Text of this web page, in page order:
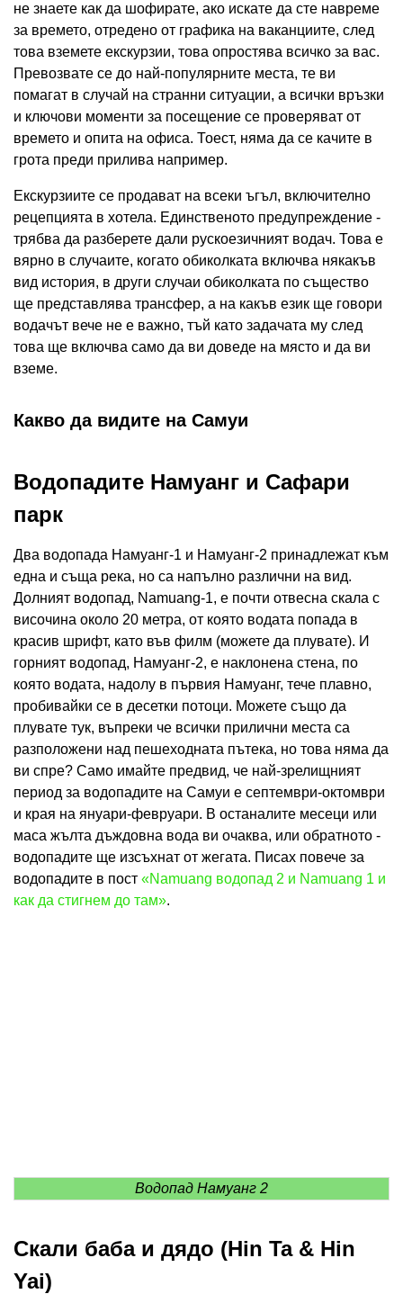
не знаете как да шофирате, ако искате да сте навреме
за времето, отредено от графика на ваканциите, след
това вземете екскурзии, това опростява всичко за вас.
Превозвате се до най-популярните места, те ви
помагат в случай на странни ситуации, а всички връзки
и ключови моменти за посещение се проверяват от
времето и опита на офиса. Тоест, няма да се качите в
грота преди прилива например.
Екскурзиите се продават на всеки ъгъл, включително
рецепцията в хотела. Единственото предупреждение -
трябва да разберете дали рускоезичният водач. Това е
вярно в случаите, когато обиколката включва някакъв
вид история, в други случаи обиколката по същество
ще представлява трансфер, а на какъв език ще говори
водачът вече не е важно, тъй като задачата му след
това ще включва само да ви доведе на място и да ви
вземе.
Какво да видите на Самуи
Водопадите Намуанг и Сафари
парк
Два водопада Намуанг-1 и Намуанг-2 принадлежат към
една и съща река, но са напълно различни на вид.
Долният водопад, Namuang-1, е почти отвесна скала с
височина около 20 метра, от която водата попада в
красив шрифт, като във филм (можете да плувате). И
горният водопад, Намуанг-2, е наклонена стена, по
която водата, надолу в първия Намуанг, тече плавно,
пробивайки се в десетки потоци. Можете също да
плувате тук, въпреки че всички прилични места са
разположени над пешеходната пътека, но това няма да
ви спре? Само имайте предвид, че най-зрелищният
период за водопадите на Самуи е септември-октомври
и края на януари-февруари. В останалите месеци или
маса жълта дъждовна вода ви очаква, или обратното -
водопадите ще изсъхнат от жегата. Писах повече за
водопадите в пост «Namuang водопад 2 и Namuang 1 и
как да стигнем до там».
Водопад Намуанг 2
Скали баба и дядо (Hin Ta & Hin
Yai)